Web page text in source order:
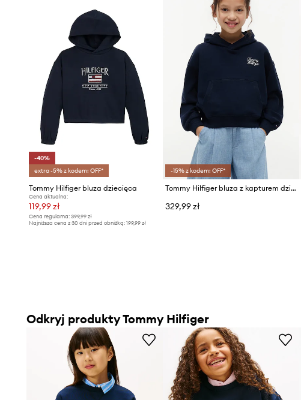
-40%
extra -5% z kodem: OFF*
Tommy Hilfiger bluza dziecięca
Cena aktualna:
119,99 zł
Cena regularna: 399,99 zł
Najniższa cena z 30 dni przed obniżką: 199,99 zł
-15% z kodem: OFF*
Tommy Hilfiger bluza z kapturem dziecięca z bawełną
329,99 zł
Odkryj produkty Tommy Hilfiger